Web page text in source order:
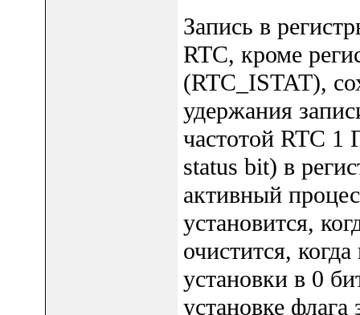
Запись в
RTC, кроме
(RTC_ISTAT),
удержания
частотой RTC
status bit) в
активный
установится,
очистится,
установки в 0
установке флага